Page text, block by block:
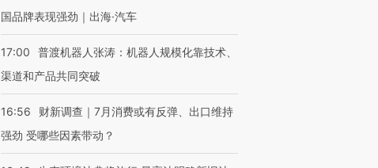
国品牌表现强劲｜出海·汽车
17:00
普渡机器人张涛：机器人规模化靠技术、
渠道和产品共同突破
16:56
财新调查｜7月消费或有反弹、出口维持
强劲 受哪些因素带动？